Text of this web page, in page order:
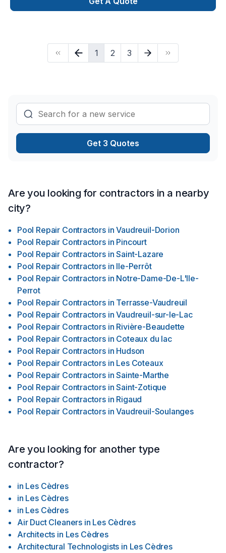
that can handle all aspects of landscaping
1 2 3
Get 3 Quotes
Are you looking for contractors in a nearby
city?
Pool Repair Contractors in Vaudreuil-Dorion
Pool Repair Contractors in Pincourt
Pool Repair Contractors in Saint-Lazare
Pool Repair Contractors in Ile-Perrôt
Pool Repair Contractors in Notre-Dame-De-L'Ile-
Perrot
Pool Repair Contractors in Terrasse-Vaudreuil
Pool Repair Contractors in Vaudreuil-sur-le-Lac
Pool Repair Contractors in Rivière-Beaudette
Pool Repair Contractors in Coteaux du lac
Pool Repair Contractors in Hudson
Pool Repair Contractors in Les Coteaux
Pool Repair Contractors in Sainte-Marthe
Pool Repair Contractors in Saint-Zotique
Pool Repair Contractors in Rigaud
Pool Repair Contractors in Vaudreuil-Soulanges
Are you looking for another type
contractor?
in Les Cèdres
in Les Cèdres
in Les Cèdres
Air Duct Cleaners in Les Cèdres
Architects in Les Cèdres
Architectural Technologists in Les Cèdres